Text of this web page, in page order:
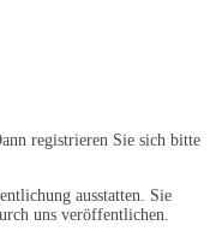
registrieren Sie sich bitte
ausstatten. Sie
uns veröffentlichen.